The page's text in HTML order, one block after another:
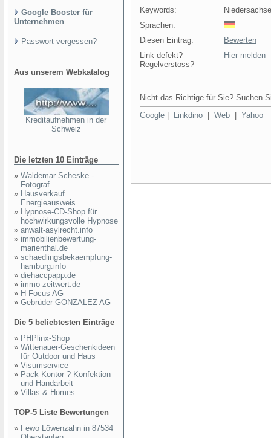
Google Booster für
Unternehmen
Passwort vergessen?
Aus unserem Webkatalog
Kreditaufnehmen in der
Schweiz
Die letzten 10 Einträge
» Waldemar Scheske -
Fotograf
» Hausverkauf
Energieausweis
» Hypnose-CD-Shop für
hochwirkungsvolle Hypnose
» anwalt-asylrecht.info
» immobilienbewertung-
marienthal.de
» schaedlingsbekaempfung-
hamburg.info
» diehaccpapp.de
» immo-zeitwert.de
» H Focus AG
» Gebrüder GONZALEZ AG
Die 5 beliebtesten Einträge
» PHPlinx-Shop
» Wittenauer-Geschenkideen
für Outdoor und Haus
» Visumservice
» Pack-Kontor ? Konfektion
und Handarbeit
» Villas & Homes
TOP-5 Liste Bewertungen
» Fewo Löwenzahn in 87534
Keywords:
Sprachen:
Diesen Eintrag:
Bewerten
Link defekt?
Regelverstoss?
Hier melden
Nicht das Richtige für Sie? Suchen
Google
Linkdino Web Yahoo